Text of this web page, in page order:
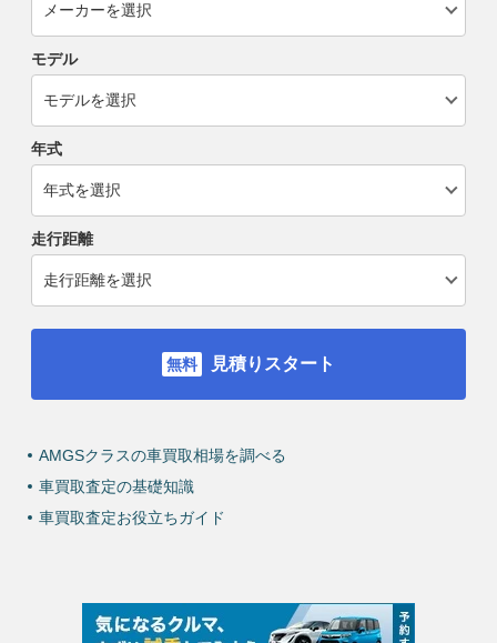
モデル
年式
走行距離
見積りスタート
AMGSクラスの車買取相場を調べる
車買取査定の基礎知識
車買取査定お役立ちガイド